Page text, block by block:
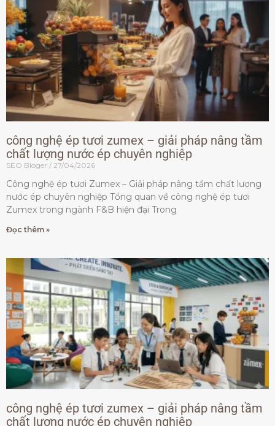
công nghệ ép tươi zumex – giải pháp nâng tầm
chất lượng nước ép chuyên nghiệp
SEO Bloger 27/04/2026
Công nghệ ép tươi Zumex – Giải pháp nâng tầm chất lượng
nước ép chuyên nghiệp Tổng quan về công nghệ ép tươi
Zumex trong ngành F&B hiện đại Trong
Đọc thêm »
công nghệ ép tươi zumex – giải pháp nâng tầm
chất lượng nước ép chuyên nghiệp